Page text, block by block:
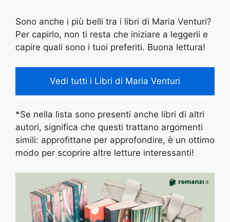
Sono anche i più belli tra i libri di Maria Venturi?
Per capirlo, non ti resta che iniziare a leggerli e
capire quali sono i tuoi preferiti. Buona lettura!
Vedi tutti i Libri di Maria Venturi
*Se nella lista sono presenti anche libri di altri
autori, significa che questi trattano argomenti
simili: approfittane per approfondire, è un ottimo
modo per scoprire altre letture interessanti!